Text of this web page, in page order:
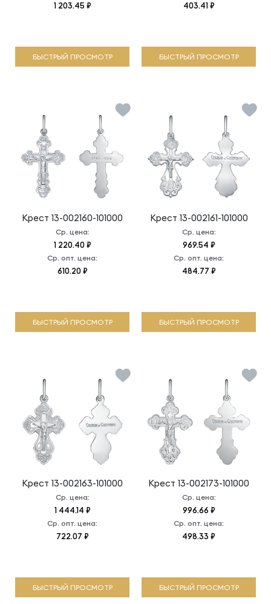
1 203.45 ₽
БЫСТРЫЙ ПРОСМОТР
403.41 ₽
БЫСТРЫЙ ПРОСМОТР
Крест 13-002160-101000
Ср. цена:
1 220.40 ₽
Ср. опт. цена:
610.20 ₽
БЫСТРЫЙ ПРОСМОТР
Крест 13-002161-101000
Ср. цена:
969.54 ₽
Ср. опт. цена:
484.77 ₽
БЫСТРЫЙ ПРОСМОТР
Крест 13-002163-101000
Ср. цена:
1 444.14 ₽
Ср. опт. цена:
722.07 ₽
БЫСТРЫЙ ПРОСМОТР
Крест 13-002173-101000
Ср. цена:
996.66 ₽
Ср. опт. цена:
498.33 ₽
БЫСТРЫЙ ПРОСМОТР